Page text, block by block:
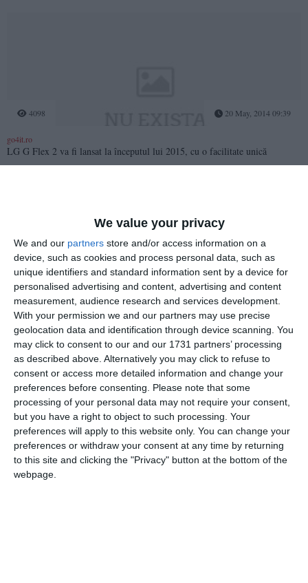
We value your privacy
We and our partners store and/or access information on a
device, such as cookies and process personal data, such as
unique identifiers and standard information sent by a device for
personalised advertising and content, advertising and content
measurement, audience research and services development.
With your permission we and our partners may use precise
geolocation data and identification through device scanning. You
may click to consent to our and our 1731 partners’ processing
as described above. Alternatively you may click to refuse to
consent or access more detailed information and change your
preferences before consenting.
Please note that some
processing of your personal data may not require your consent,
but you have a right to object to such processing. Your
preferences will apply to this website only. You can change your
preferences or withdraw your consent at any time by returning
to this site and clicking the "Privacy" button at the bottom of the
webpage.
4098 20 May, 2014 09:39
go4it.ro
LG G Flex 2 va fi lansat la începutul lui 2015, cu o facilitate unică
4300 19 May, 2014 09:20
go4it.ro
Poză reală sau modificată în Photoshop. Site-ul unde poţi testa pozele
gratuit
4119 17 May, 2014 10:38
go4it.ro
HTC One mini 2, lansat oficial. Specificaţii şi disponibilitate în magazine